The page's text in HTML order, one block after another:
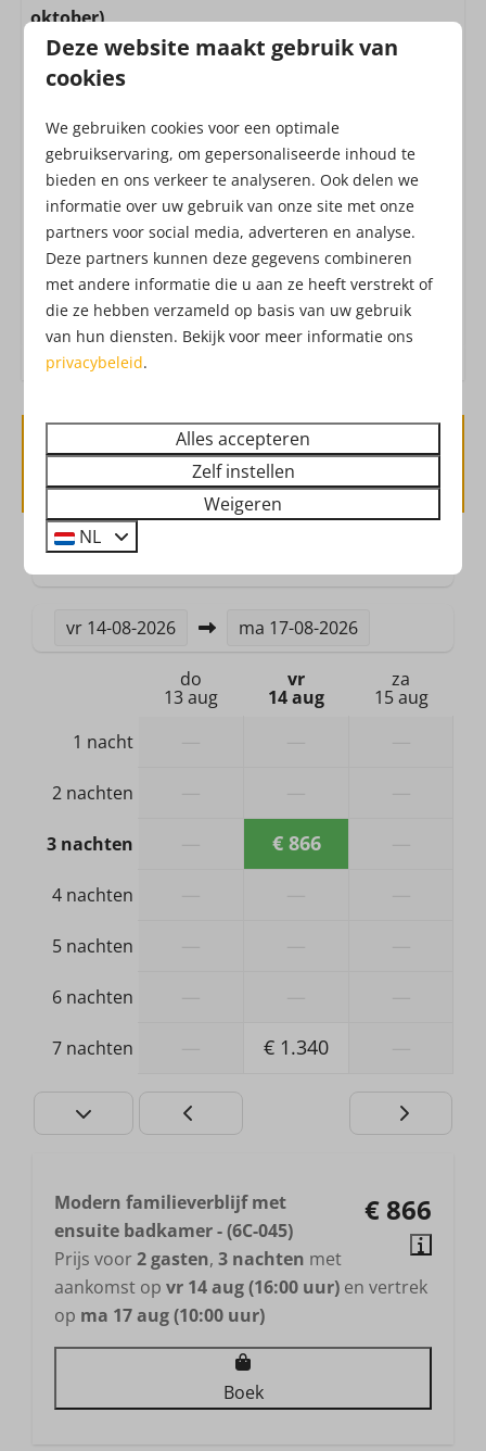
Magnetron: Combimagnetron
(combi) Oven : Heteluchtoven
Inductie kookplaat: 4-pits
Waterkoker: Elektrische waterkoker
Koelkast: Zonder vriesvak
Uitgebreide keukeninventaris
Afzuigkap
Ligging
Vrijstaand
Verdieping: 1
Terras: Niet overdekt
Tuinmeubels
Parkeerplaats: 1
Veiligheid
Brandblusser
Verwarming & Verkoeling
Vloerverwarming
Hond
Geen hond toegestaan
Badkamer & Sanitair
Douche
Apart toilet (niet in badkamer)
oktober)
Alle huizen zijn inclusief de toegang tot het
Attractiepark! Het Attractiepark werkt met een all-in
van o.a. vers fruit, belegde broodjes, frites, snacks,
verse churros, soep, koffie, thee, limonade,
Drouwenerzand frisdranken en waterijs.Dat heet
vakantie!Check hier deopeningstijdenvan het
Attractiepark. Ben je benieuwd hoe het
Attractiepark eruit ziet?Check hier de
dronebeelden
Beschikbaarheid en prijs
2 gasten
vr 14-08-2026 ma 17-08-2026
do
13 aug
vr
14 aug
za
15 aug
1 nacht
2 nachten
3 nachten € 866
4 nachten
5 nachten
6 nachten
7 nachten € 1.340
€ 866
Modern familieverblijf met
ensuite badkamer - (6C-045)
Prijs voor2 gasten, 3 nachten met
aankomst op vr 14 aug (16:00 uur) en vertrek
op ma 17 aug (10:00 uur)
Boek
Deze website maakt gebruik van
cookies
We gebruiken cookies voor een optimale
gebruikservaring, om gepersonaliseerde inhoud te
bieden en ons verkeer te analyseren. Ook delen we
informatie over uw gebruik van onze site met onze
partners voor social media, adverteren en analyse.
Deze partners kunnen deze gegevens combineren
met andere informatie die u aan ze heeft verstrekt of
die ze hebben verzameld op basis van uw gebruik
van hun diensten. Bekijk voor meer informatie ons
privacybeleid.
Alles accepteren
Zelf instellen
Weigeren
NL